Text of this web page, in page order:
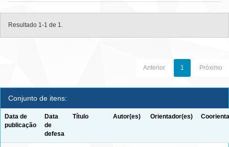
Resultado 1-1 de 1.
Anterior 1 Próximo
Conjunto de itens:
Data de
publicação
Data
de
defesa
Título Autor(es) Orientador(es)